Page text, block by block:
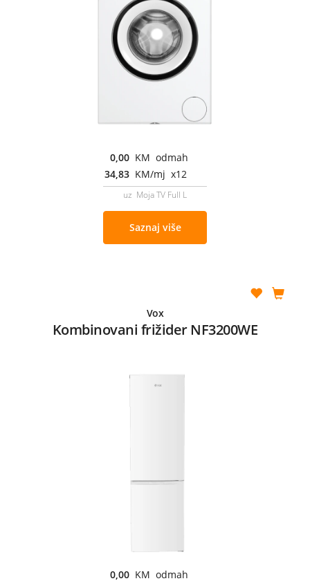
0,00 KM odmah
34,83 KM/mj x12
uz Moja TV Full L
Saznaj više
Vox
Kombinovani frižider NF3200WE
0,00 KM odmah